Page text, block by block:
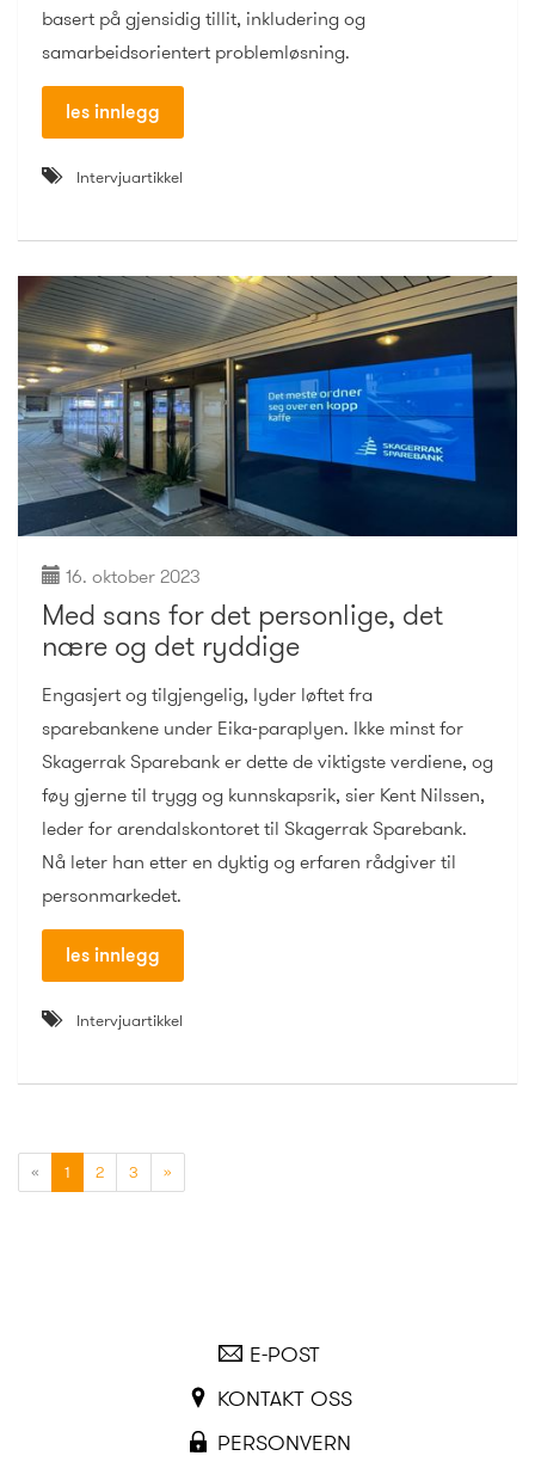
basert på gjensidig tillit, inkludering og
samarbeidsorientert problemløsning.
les innlegg
Intervjuartikkel
16. oktober 2023
Med sans for det personlige, det
nære og det ryddige
Engasjert og tilgjengelig, lyder løftet fra
sparebankene under Eika-paraplyen. Ikke minst for
Skagerrak Sparebank er dette de viktigste verdiene, og
føy gjerne til trygg og kunnskapsrik, sier Kent Nilssen,
leder for arendalskontoret til Skagerrak Sparebank.
Nå leter han etter en dyktig og erfaren rådgiver til
personmarkedet.
les innlegg
Intervjuartikkel
« 1 (current)
2 3 »
E-POST
KONTAKT OSS
PERSONVERN